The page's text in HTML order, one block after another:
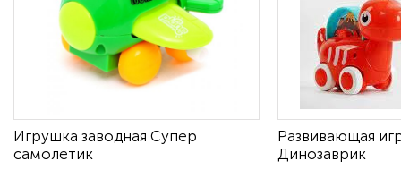
Игрушка заводная Супер
самолетик
Развивающая
Динозаврик